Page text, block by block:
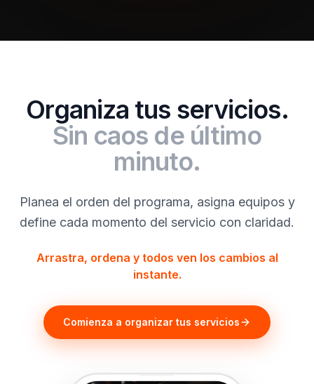
Organiza tus servicios.
Sin caos de último
minuto.
Planea el orden del programa, asigna equipos y
define cada momento del servicio con claridad.
Arrastra, ordena y todos ven los cambios al
instante.
Comienza a organizar tus servicios